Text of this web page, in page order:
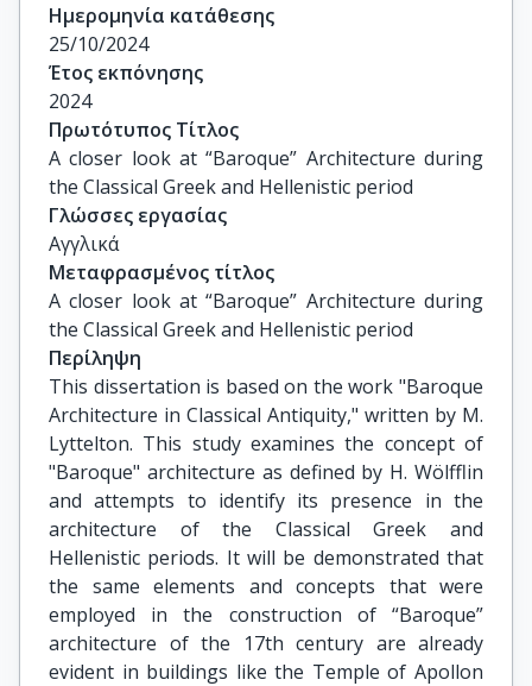
Ημερομηνία κατάθεσης
25/10/2024
Έτος εκπόνησης
2024
Πρωτότυπος Τίτλος
A closer look at “Baroque” Architecture during
the Classical Greek and Hellenistic period
Γλώσσες εργασίας
Αγγλικά
Μεταφρασμένος τίτλος
A closer look at “Baroque” Architecture during
the Classical Greek and Hellenistic period
Περίληψη
This dissertation is based on the work "Baroque
Architecture in Classical Antiquity," written by M.
Lyttelton. This study examines the concept of
"Baroque" architecture as defined by H. Wölfflin
and attempts to identify its presence in the
architecture of the Classical Greek and
Hellenistic periods. It will be demonstrated that
the same elements and concepts that were
employed in the construction of “Baroque”
architecture of the 17th century are already
evident in buildings like the Temple of Apollon